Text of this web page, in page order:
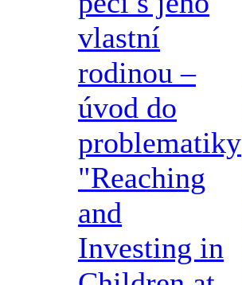
vlastní
rodinou –
úvod do
problematiky
"Reaching
and
Investing in